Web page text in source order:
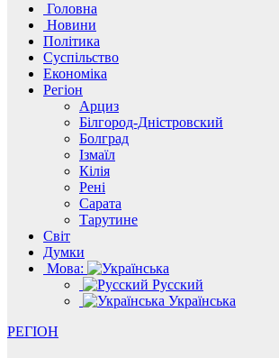
Головна
Новини
Політика
Суспільство
Економіка
Регіон
Арциз
Білгород-Дністровский
Болград
Ізмаїл
Кілія
Рені
Сарата
Тарутине
Світ
Думки
Мова:
Русский
Українська
РЕГІОН